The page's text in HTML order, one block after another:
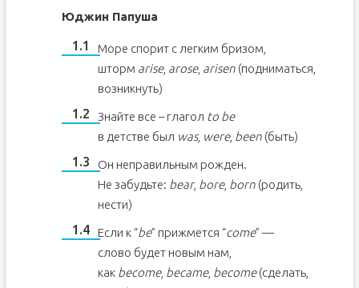
Юджин Папуша
Море спорит с легким бризом,
шторм arise, arose, arisen(подниматься,
возникнуть)
Знайте все – глагол to be
в детстве был was, were, been(быть)
Он неправильным рожден.
Не забудьте: bear, bore, born(родить,
нести)
Если к “be” прижмется “come” —
слово будет новым нам,
как become, became, become(сделать,